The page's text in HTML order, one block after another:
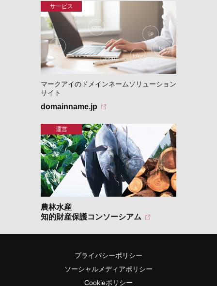
マークアイのドメインネームソリューション
サイト
domainname.jp
農林水産
知的財産保護コンソーシアム
プライバシーポリシー
ソーシャルメディアポリシー
Cookieポリシー